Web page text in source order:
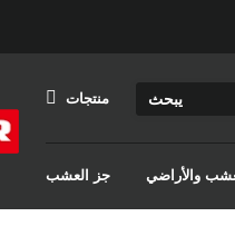
منتجات
جز العشب والأراضي